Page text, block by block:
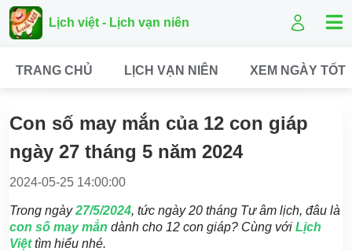
Lịch việt - Lịch vạn niên
TRANG CHỦ LỊCH VẠN NIÊN XEM NGÀY TỐT
Con số may mắn của 12 con giáp
ngày 27 tháng 5 năm 2024
2024-05-25 14:00:00
Trong ngày27/5/2024, tức ngày 20 tháng Tư âm lịch, đâu là
con số may mắn dành cho 12 con giáp? Cùng với Lịch
Việttìm hiểu nhé.